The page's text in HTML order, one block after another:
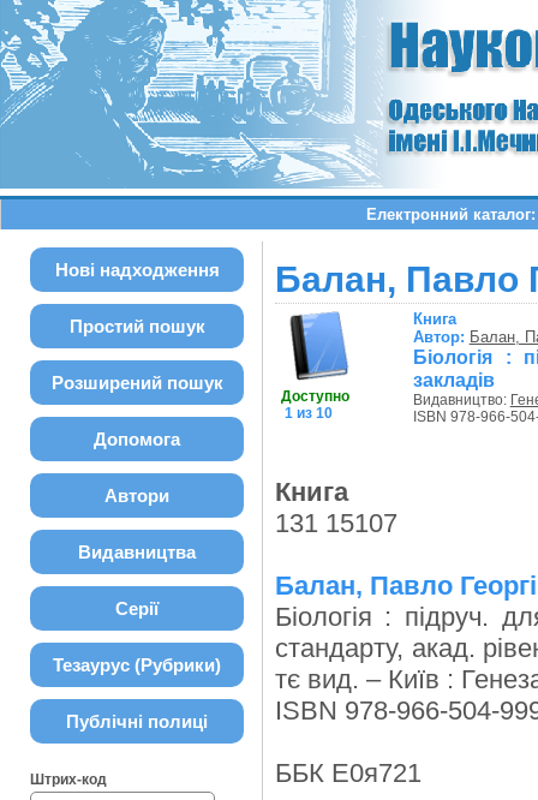
Електронний
Нові надходження
Простий пошук
Розширений пошук
Допомога
Автори
Видавництва
Серії
Тезаурус (Рубрики)
Публічні полиці
Штрих-код
Балан, Павло
Доступно
1 из 10
Книга
Автор: Балан,
Біологія :
закладів
Видавництво:
ISBN 978-966-
Книга
131 15107
Балан, Павло
Біологія : підруч.
стандарту, акад.
тє вид. – Київ :
ISBN 978-966-504-
ББК Е0я721